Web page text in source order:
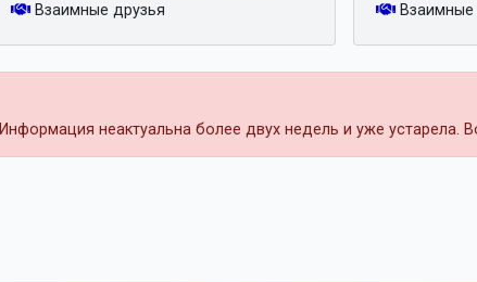
Взаимные друзья
Взаимные
Информация неактуальна более двух недель и уже устарела.